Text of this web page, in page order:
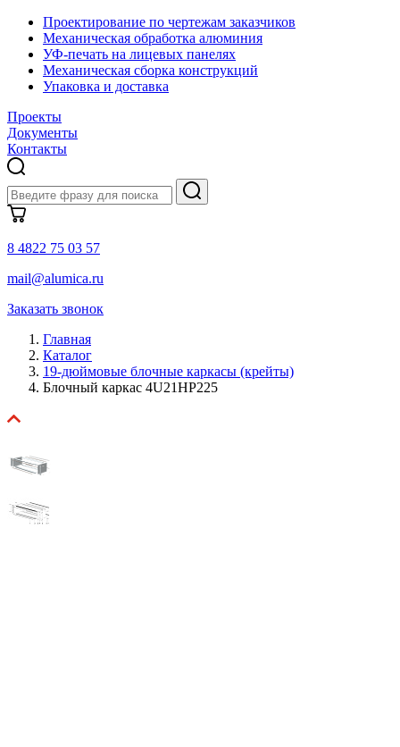
Проектирование по чертежам заказчиков
Механическая обработка алюминия
УФ-печать на лицевых панелях
Механическая сборка конструкций
Упаковка и доставка
Проекты
Документы
Контакты
8 4822 75 03 57
mail@alumica.ru
Заказать звонок
Главная
Каталог
19-дюймовые блочные каркасы (крейты)
Блочный каркас 4U21HP225